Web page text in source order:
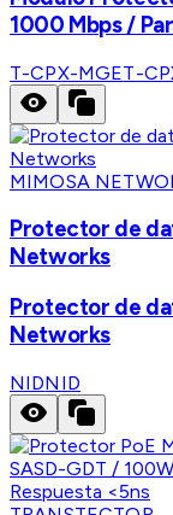
1000 Mbps /
T-CPX-MGET-
MIMOSA
Protector de
Networks
Protector de
Networks
NIDNID